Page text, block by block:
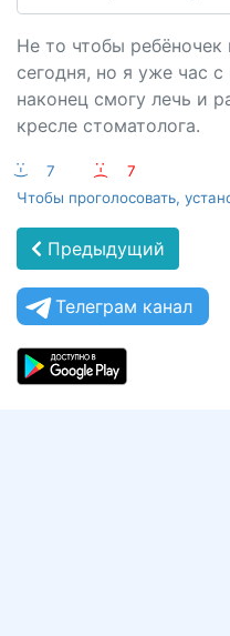
Не то чтобы
сегодня, но я уже час
наконец смогу лечь и
кресле стоматолога.
:-) 7 :-(
7
Чтобы проголосовать,
Предыдущий
Телеграм канал